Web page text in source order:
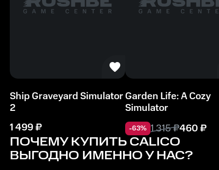
Ship Graveyard Simulator
2
1 499₽
Garden Life: A Cozy
Simulator
-63% 1 315₽460₽
ПОЧЕМУ КУПИТЬ CALICO
ВЫГОДНО ИМЕННО У НАС?